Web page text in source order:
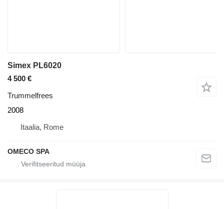
Simex PL6020
4 500 €
Trummelfrees
2008
Itaalia, Rome
OMECO SPA